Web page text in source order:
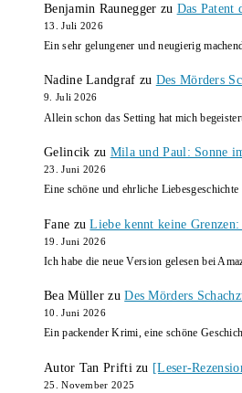
Benjamin Raunegger zu Das Patent
13. Juli 2026
Ein sehr gelungener und neugierig
Nadine Landgraf zu Des Mörders
9. Juli 2026
Allein schon das Setting hat mich
Gelincik zu Mila und Paul: Sonne
23. Juni 2026
Eine schöne und ehrliche
Fane zuLiebe kennt keine
19. Juni 2026
Ich habe die neue Version gelesen bei
Bea Müller zuDes Mörders
10. Juni 2026
Ein packender Krimi, eine schöne
Autor Tan Prifti zu [Leser-
25. November 2025